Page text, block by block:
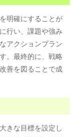
明確にすることが
行い、課題や強み
アクションプラン
。最終的に、戦略
善を図ることで成
きな目標を設定し